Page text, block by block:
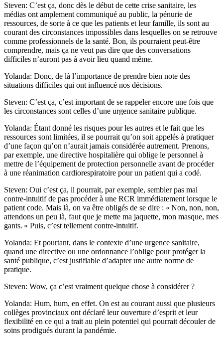
Steven: C’est ça, donc dès le début de cette crise sanitaire, les
médias ont amplement communiqué au public, la pénurie de
ressources, de sorte à ce que les patients et leur famille, ils sont au
courant des circonstances impossibles dans lesquelles on se retrouve
comme professionnels de la santé. Bon, ils pourraient peut-être
comprendre, mais ça ne veut pas dire que des conversations
difficiles n’auront pas à avoir lieu quand même.
Yolanda: Donc, de là l’importance de prendre bien note des
situations difficiles qui ont influencé nos décisions.
Steven: C’est ça, c’est important de se rappeler encore une fois que
les circonstances sont celles d’une urgence sanitaire publique.
Yolanda: Étant donné les risques pour les autres et le fait que les
ressources sont limitées, il se pourrait qu’on soit appelés à pratiquer
d’une façon qu’on n’aurait jamais considérée autrement. Prenons,
par exemple, une directive hospitalière qui oblige le personnel à
mettre de l’équipement de protection personnelle avant de procéder
à une réanimation cardiorespiratoire pour un patient qui a codé.
Steven: Oui c’est ça, il pourrait, par exemple, sembler pas mal
contre-intuitif de pas procéder à une RCR immédiatement lorsque le
patient code. Mais là, on va être obligés de se dire : « Non, non, non,
attendons un peu là, faut que je mette ma jaquette, mon masque, mes
gants. » Puis, c’est tellement contre-intuitif.
Yolanda: Et pourtant, dans le contexte d’une urgence sanitaire,
quand une directive ou une ordonnance l’oblige pour protéger la
santé publique, c’est justifiable d’adapter une autre norme de
pratique.
Steven: Wow, ça c’est vraiment quelque chose à considérer ?
Yolanda: Hum, hum, en effet. On est au courant aussi que plusieurs
collèges provinciaux ont déclaré leur ouverture d’esprit et leur
flexibilité en ce qui a trait au plein potentiel qui pourrait découler de
soins prodigués durant la pandémie.